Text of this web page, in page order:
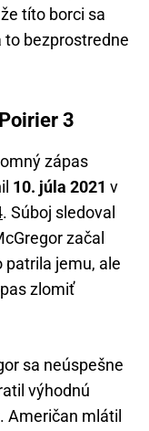
títo borci sa
to bezprostredne
3
zápas
10. júla 2021 v
. Súboj sledoval
začal
jemu, ale
zlomiť
sa neúspešne
výhodnú
Američan mlátil